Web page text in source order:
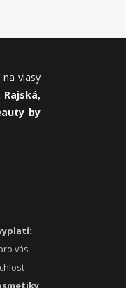
vlasy
Rajská,
by
vás